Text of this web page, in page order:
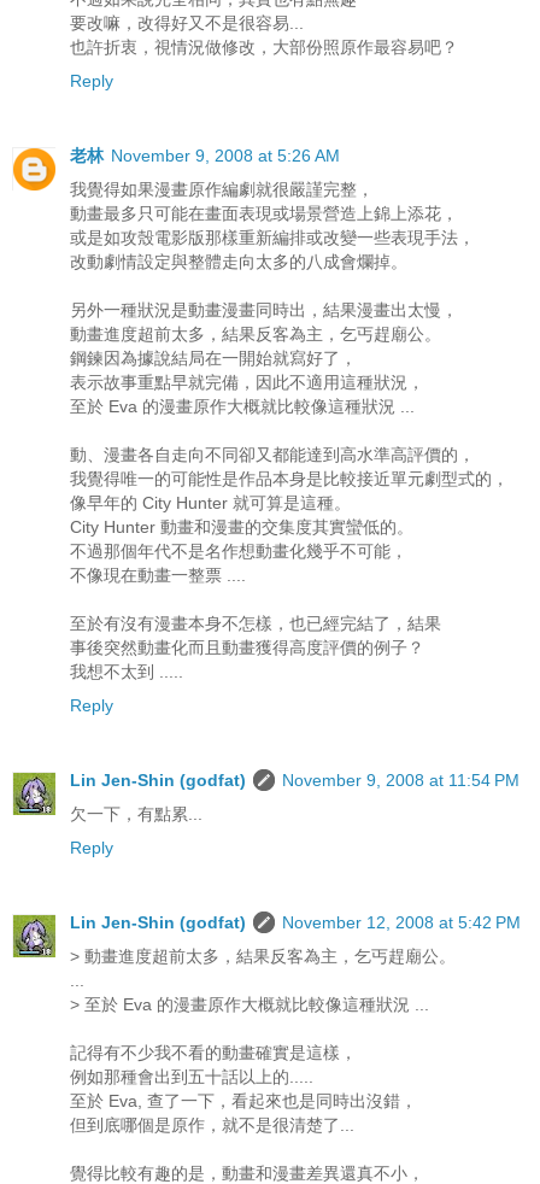
要改嘛，改得好又不是很容易...
也許折衷，視情況做修改，大部份照原作最容易吧？
Reply
老林 November 9, 2008 at 5:26 AM
我覺得如果漫畫原作編劇就很嚴謹完整，
動畫最多只可能在畫面表現或場景營造上錦上添花，
或是如攻殼電影版那樣重新編排或改變一些表現手法，
改動劇情設定與整體走向太多的八成會爛掉。
另外一種狀況是動畫漫畫同時出，結果漫畫出太慢，
動畫進度超前太多，結果反客為主，乞丐趕廟公。
鋼鍊因為據說結局在一開始就寫好了，
表示故事重點早就完備，因此不適用這種狀況，
至於 Eva 的漫畫原作大概就比較像這種狀況 ...
動、漫畫各自走向不同卻又都能達到高水準高評價的，
我覺得唯一的可能性是作品本身是比較接近單元劇型式的，
像早年的 City Hunter 就可算是這種。
City Hunter 動畫和漫畫的交集度其實蠻低的。
不過那個年代不是名作想動畫化幾乎不可能，
不像現在動畫一整票 ....
至於有沒有漫畫本身不怎樣，也已經完結了，結果
事後突然動畫化而且動畫獲得高度評價的例子？
我想不太到 .....
Reply
Lin Jen-Shin (godfat)
November 9, 2008 at 11:54 PM
欠一下，有點累...
Reply
Lin Jen-Shin (godfat)
November 12, 2008 at 5:42 PM
> 動畫進度超前太多，結果反客為主，乞丐趕廟公。
> 至於 Eva 的漫畫原作大概就比較像這種狀況 ...
記得有不少我不看的動畫確實是這樣，
例如那種會出到五十話以上的.....
至於 Eva, 查了一下，看起來也是同時出沒錯，
但到底哪個是原作，就不是很清楚了...
覺得比較有趣的是，動畫和漫畫差異還真不小，